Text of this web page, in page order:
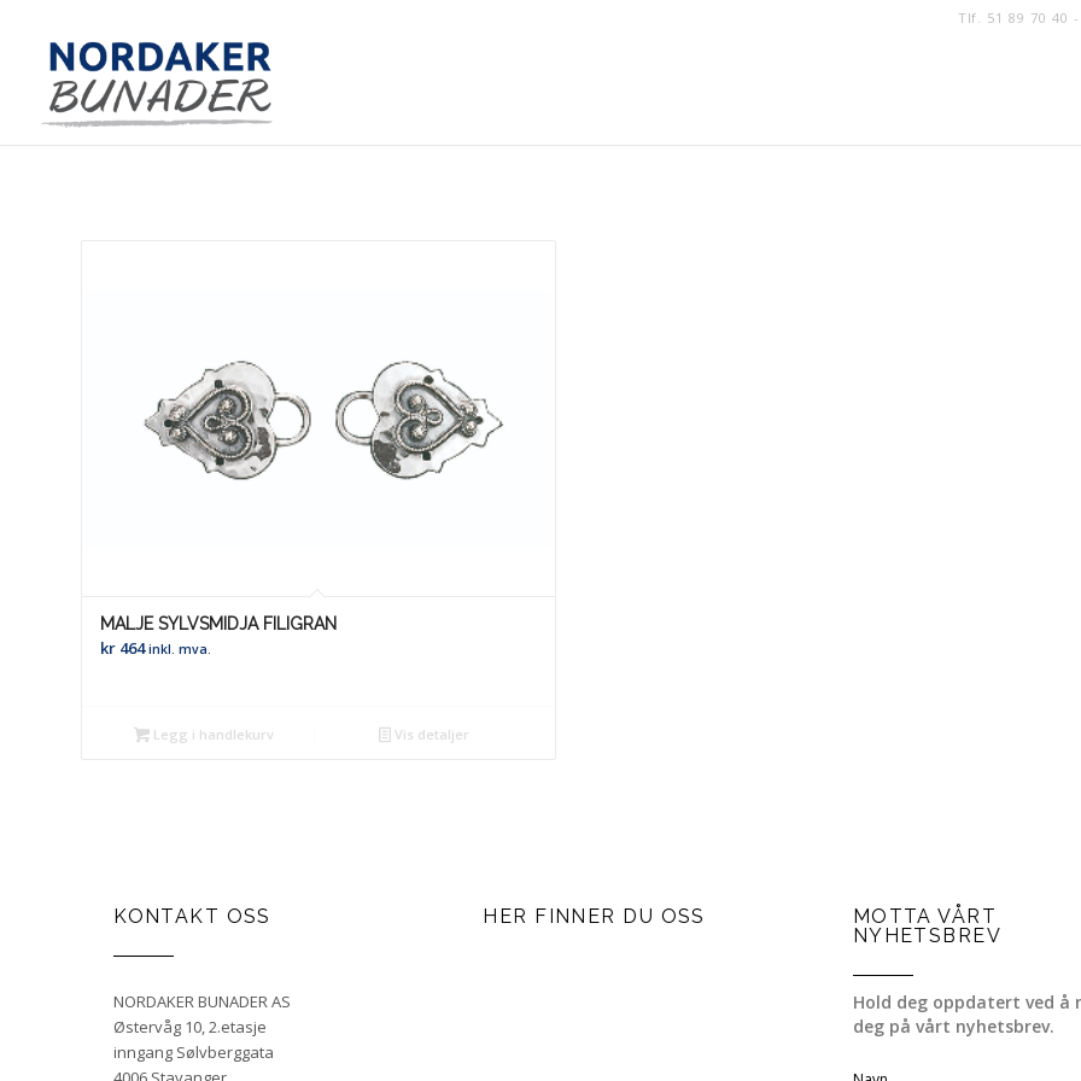
Tlf. 51 89 70 40
MALJE SYLVSMIDJA FILIGRAN
kr 464 inkl. mva.
Legg i handlekurv Vis detaljer
KONTAKT OSS
NORDAKER BUNADER AS
Østervåg 10, 2.etasje
inngang Sølvberggata
HER FINNER DU OSS
MOTTA VÅRT
NYHETSBREV
Hold deg oppdatert ved å
deg på vårt nyhetsbrev.